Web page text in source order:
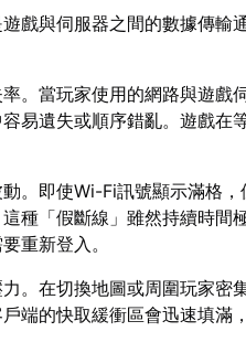
戲與伺服器之間的數據傳輸
。當玩家使用的網路與遊戲
易遺失或順序錯亂。遊戲在
。即使Wi-Fi訊號顯示滿格
種「假斷線」雖然持續時間
重新登入。
。在切換地圖或周圍玩家密
端的快取緩衝區會迅速填滿